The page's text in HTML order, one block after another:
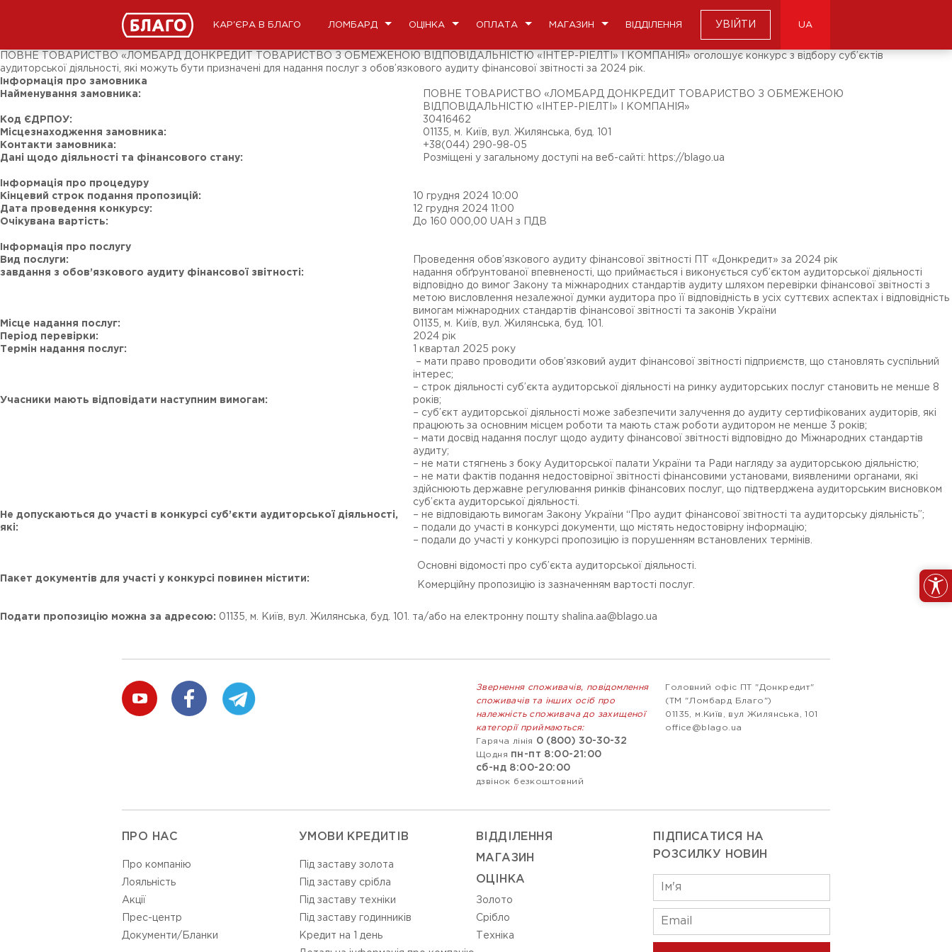
КАР'ЄРА В БЛАГО ЛОМБАРД ОЦІНКА ОПЛАТА МАГАЗИН ВІДДІЛЕННЯ УВІЙТИ UA
Підписники соц-мереж
ПОВНЕ ТОВАРИСТВО «ЛОМБАРД ДОНКРЕДИТ ТОВАРИСТВО З ОБМЕЖЕНОЮ ВІДПОВІДАЛЬНІСТЮ «ІНТЕР-РІЕЛТІ» І КОМПАНІЯ» оголошує конкурс з відбору суб’єктів
аудиторської діяльності, які можуть бути призначені для надання послуг з обов’язкового аудиту фінансової звітності за 2024 рік.
Інформація про замовника
Найменування замовника:
ПОВНЕ ТОВАРИСТВО «ЛОМБАРД ДОНКРЕДИТ ТОВАРИСТВО З ОБМЕЖЕНОЮ
ВІДПОВІДАЛЬНІСТЮ «ІНТЕР-РІЕЛТІ» І КОМПАНІЯ»
Код ЄДРПОУ:
30416462
Місцезнаходження замовника:
01135, м. Київ, вул. Жилянська, буд. 101
Контакти замовника:
+38(044) 290-98-05
Дані щодо діяльності та фінансового стану:
Розміщені у загальному доступі на веб-сайті: https://blago.ua
Інформація про процедуру
Кінцевий строк подання пропозицій:
10 грудня 2024 10:00
Дата проведення конкурсу:
12 грудня 2024 11:00
Очікувана вартість:
До 160 000,00 UAH з ПДВ
Інформація про послугу
Вид послуги:
Проведення обов’язкового аудиту фінансової звітності ПТ «Донкредит» за 2024 рік
завдання з обов’язкового аудиту фінансової звітності:
надання обґрунтованої впевненості, що приймається і виконується суб’єктом аудиторської діяльності
відповідно до вимог Закону та міжнародних стандартів аудиту шляхом перевірки фінансової звітності з
метою висловлення незалежної думки аудитора про її відповідність в усіх суттєвих аспектах і відповідність
вимогам міжнародних стандартів фінансової звітності та законів України
Місце надання послуг:
01135, м. Київ, вул. Жилянська, буд. 101.
Період перевірки:
2024 рік
Термін надання послуг:
1 квартал 2025 року
Учасники мають відповідати наступним вимогам:
– мати право проводити обов’язковий аудит фінансової звітності підприємств, що становлять суспільний
інтерес;
– строк діяльності суб’єкта аудиторської діяльності на ринку аудиторських послуг становить не менше 8
років;
– суб’єкт аудиторської діяльності може забезпечити залучення до аудиту сертифікованих аудиторів, які
працюють за основним місцем роботи та мають стаж роботи аудитором не менше 3 років;
– мати досвід надання послуг щодо аудиту фінансової звітності відповідно до Міжнародних стандартів
аудиту;
– не мати стягнень з боку Аудиторської палати України та Ради нагляду за аудиторською діяльністю;
– не мати фактів подання недостовірної звітності фінансовими установами, виявленими органами, які
здійснюють державне регулювання ринків фінансових послуг, що підтверджена аудиторським висновком
суб’єкта аудиторської діяльності.
Не допускаються до участі в конкурсі суб’єкти аудиторської діяльності,
які:
– не відповідають вимогам Закону України “Про аудит фінансової звітності та аудиторську діяльність”;
– подали до участі в конкурсі документи, що містять недостовірну інформацію;
– подали до участі у конкурсі пропозицію із порушенням встановлених термінів.
Пакет документів для участі у конкурсі повинен містити:
Основні відомості про суб’єкта аудиторської діяльності.
Комерційну пропозицію із зазначенням вартості послуг.
Подати пропозицію можна за адресою: 01135, м. Київ, вул. Жилянська, буд. 101. та/або на електронну пошту shalina.aa@blago.ua
Звернення споживачів, повідомлення
споживачів та інших осіб про
належність споживача до захищеної
категорії приймаються:
Гаряча лінія
0 (800) 30-30-32
Щодня пн-пт 8:00-21:00
сб-нд 8:00-20:00
дзвінок безкоштовний
Головний офіс ПТ "Донкредит"
(ТМ "Ломбард Благо")
01135, м.Київ, вул Жилянська, 101
office@blago.ua
ПРО НАС
Про компанію
Лояльність
Акції
Прес-центр
Документи/Бланки
УМОВИ КРЕДИТІВ
Під заставу золота
Під заставу срібла
Під заставу техніки
Під заставу годинників
Кредит на 1 день
ВIДДIЛЕННЯ
МАГАЗИН
ОЦIНКА
Золото
Срiбло
Технiка
ПІДПИСАТИСЯ НА
РОЗСИЛКУ НОВИН